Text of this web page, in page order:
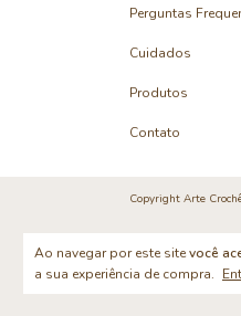
Ao navegar por este sitevocê
a sua experiência de compra.
Perguntas
Cuidados
Produtos
Contato
Copyright Arte